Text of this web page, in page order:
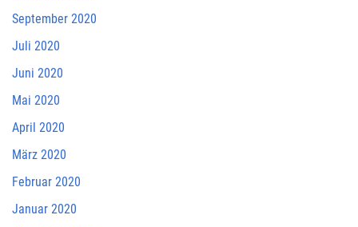
September 2020
Juli 2020
Juni 2020
Mai 2020
April 2020
März 2020
Februar 2020
Januar 2020